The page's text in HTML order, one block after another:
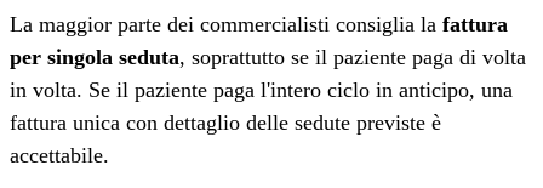
La maggior parte dei commercialisti consiglia la fattura
per singola seduta, soprattutto se il paziente paga di volta
in volta. Se il paziente paga l'intero ciclo in anticipo, una
fattura unica con dettaglio delle sedute previste è
accettabile.